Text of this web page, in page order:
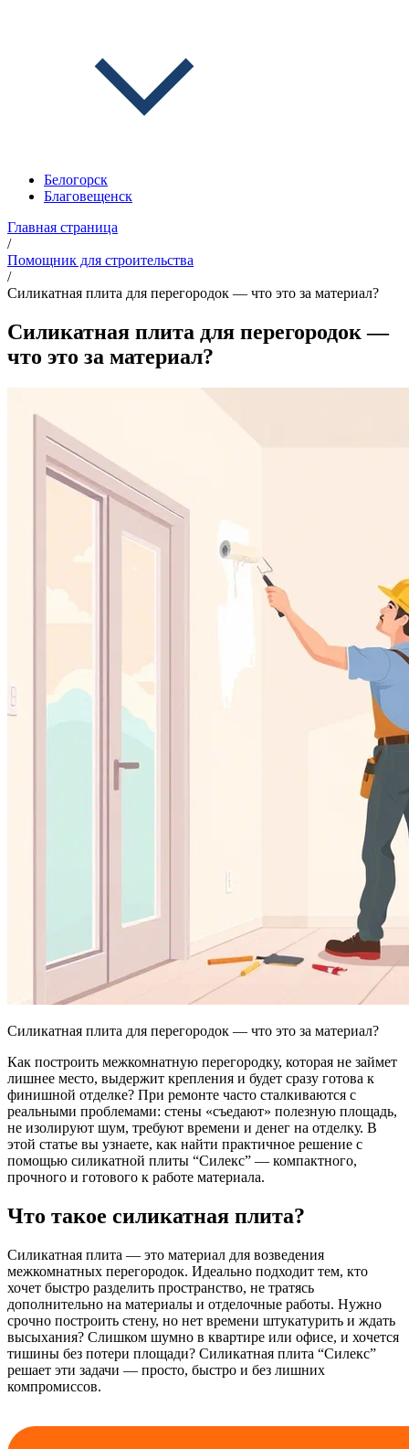
Белогорск
Благовещенск
Главная страница
/
Помощник для строительства
/
Силикатная плита для перегородок — что это за материал?
Силикатная плита для перегородок —
что это за материал?
Силикатная плита для перегородок — что это за материал?
Как построить межкомнатную перегородку, которая не займет
лишнее место, выдержит крепления и будет сразу готова к
финишной отделке? При ремонте часто сталкиваются с
реальными проблемами: стены «съедают» полезную площадь,
не изолируют шум, требуют времени и денег на отделку. В
этой статье вы узнаете, как найти практичное решение с
помощью силикатной плиты “Силекс” — компактного,
прочного и готового к работе материала.
Что такое силикатная плита?
Силикатная плита — это материал для возведения
межкомнатных перегородок. Идеально подходит тем, кто
хочет быстро разделить пространство, не тратясь
дополнительно на материалы и отделочные работы. Нужно
срочно построить стену, но нет времени штукатурить и ждать
высыхания? Слишком шумно в квартире или офисе, и хочется
тишины без потери площади? Силикатная плита “Силекс”
решает эти задачи — просто, быстро и без лишних
компромиссов.